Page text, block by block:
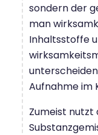
sondern der
man
Inhaltsstoffe
Aufnahme im
Zumeist